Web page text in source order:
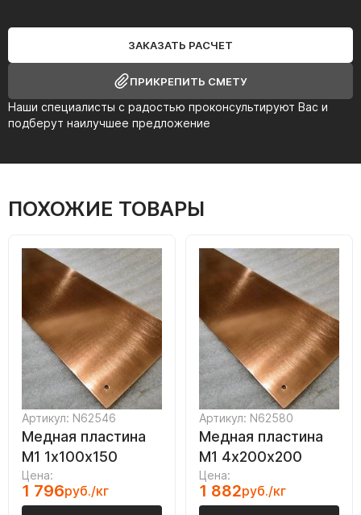
Наши специалисты с радостью проконсультируют Вас и
подберут наилучшее предложение
ЗАКАЗАТЬ РАСЧЕТ
ПРИКРЕПИТЬ СМЕТУ
ПОХОЖИЕ ТОВАРЫ
Артикул: N62546
Медная пластина
М1 1х100х150
Цена:
1 796руб./кг
Артикул: N62580
Медная пластина
М1 4х200х200
Цена:
1 882руб./кг